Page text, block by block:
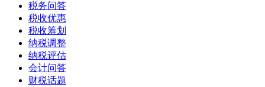
税务问答
税收优惠
税收筹划
纳税调整
纳税评估
会计问答
财税话题